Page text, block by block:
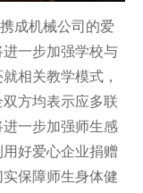
成机械公司的爱
一步加强学校与
相关教学模式，
方均表示应多联
一步加强师生感
好爱心企业捐赠
保障师生身体健